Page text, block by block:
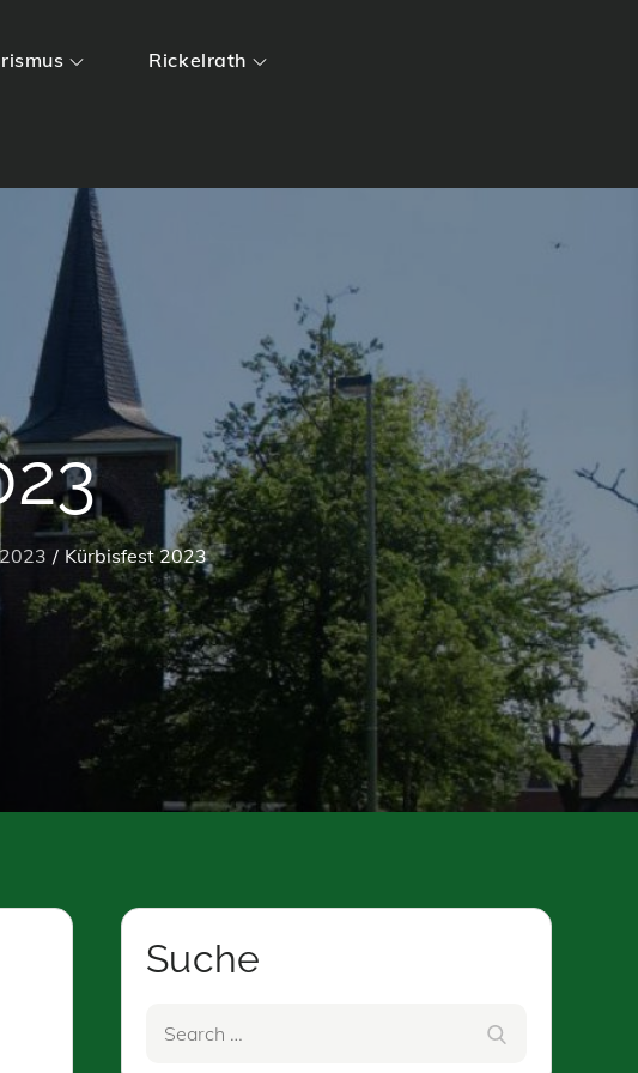
Rickelrath
Kürbisfest 2023
Suche